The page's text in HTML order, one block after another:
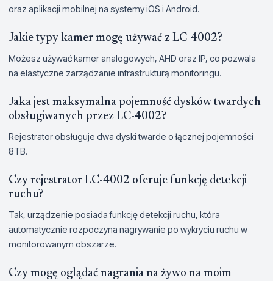
oraz aplikacji mobilnej na systemy iOS i Android.
Jakie typy kamer mogę używać z LC-4002?
Możesz używać kamer analogowych, AHD oraz IP, co pozwala
na elastyczne zarządzanie infrastrukturą monitoringu.
Jaka jest maksymalna pojemność dysków twardych
obsługiwanych przez LC-4002?
Rejestrator obsługuje dwa dyski twarde o łącznej pojemności
8TB.
Czy rejestrator LC-4002 oferuje funkcję detekcji
ruchu?
Tak, urządzenie posiada funkcję detekcji ruchu, która
automatycznie rozpoczyna nagrywanie po wykryciu ruchu w
monitorowanym obszarze.
Czy mogę oglądać nagrania na żywo na moim